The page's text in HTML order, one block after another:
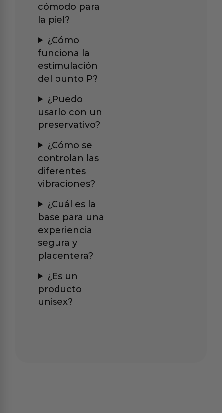
cómodo para
la piel?
¿Cómo
funciona la
estimulación
del punto P?
¿Puedo
usarlo con un
preservativo?
¿Cómo se
controlan las
diferentes
vibraciones?
¿Cuál es la
base para una
experiencia
segura y
placentera?
¿Es un
producto
unisex?